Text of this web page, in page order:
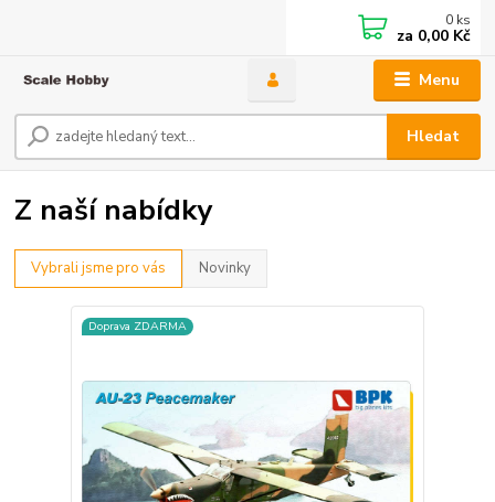
Menu
Hledat
0 ks
za 0,00 Kč
Z naší nabídky
Vybrali jsme pro vás Novinky
Doprava ZDARMA